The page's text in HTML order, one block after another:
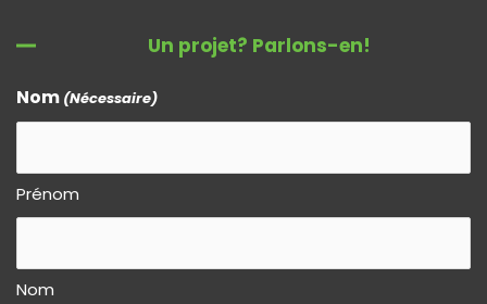
Un projet? Parlons-en!
Nom (Nécessaire)
Prénom
Nom